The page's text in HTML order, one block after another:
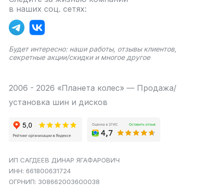
в наших соц. сетях:
Будет интересно: наши работы, отзывы клиентов,
секретные акции/скидки и многое другое
2006 - 2026 «Планета колес» — Продажа/
установка шин и дисков
ИП САГДЕЕВ ДИНАР ЯГАФАРОВИЧ
ИНН: 661800631724
ОГРНИП: 308662003600038